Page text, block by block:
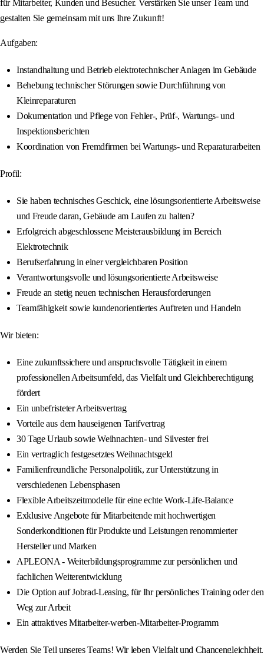
für Mitarbeiter, Kunden und Besucher. Verstärken Sie unser Team und
gestalten Sie gemeinsam mit uns Ihre Zukunft!
Aufgaben:
Instandhaltung und Betrieb elektrotechnischer Anlagen im Gebäude
Behebung technischer Störungen sowie Durchführung von
Kleinreparaturen
Dokumentation und Pflege von Fehler-, Prüf-, Wartungs- und
Inspektionsberichten
Koordination von Fremdfirmen bei Wartungs- und Reparaturarbeiten
Profil:
Sie haben technisches Geschick, eine lösungsorientierte Arbeitsweise
und Freude daran, Gebäude am Laufen zu halten?
Erfolgreich abgeschlossene Meisterausbildung im Bereich
Elektrotechnik
Berufserfahrung in einer vergleichbaren Position
Verantwortungsvolle und lösungsorientierte Arbeitsweise
Freude an stetig neuen technischen Herausforderungen
Teamfähigkeit sowie kundenorientiertes Auftreten und Handeln
Wir bieten:
Eine zukunftssichere und anspruchsvolle Tätigkeit in einem
professionellen Arbeitsumfeld, das Vielfalt und Gleichberechtigung
fördert
Ein unbefristeter Arbeitsvertrag
Vorteile aus dem hauseigenen Tarifvertrag
30 Tage Urlaub sowie Weihnachten- und Silvester frei
Ein vertraglich festgesetztes Weihnachtsgeld
Familienfreundliche Personalpolitik, zur Unterstützung in
verschiedenen Lebensphasen
Flexible Arbeitszeitmodelle für eine echte Work-Life-Balance
Exklusive Angebote für Mitarbeitende mit hochwertigen
Sonderkonditionen für Produkte und Leistungen renommierter
Hersteller und Marken
APLEONA - Weiterbildungsprogramme zur persönlichen und
fachlichen Weiterentwicklung
Die Option auf Jobrad-Leasing, für Ihr persönliches Training oder den
Weg zur Arbeit
Ein attraktives Mitarbeiter-werben-Mitarbeiter-Programm
Werden Sie Teil unseres Teams! Wir leben Vielfalt und Chancengleichheit.